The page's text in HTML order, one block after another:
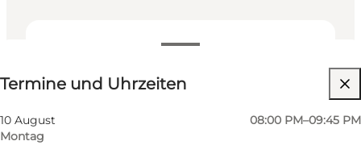
Termine und Uhrzeiten
Termine und Uhrzeiten
10 August
Montag
08:00 PM–09:45 PM
Website besuchen